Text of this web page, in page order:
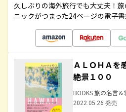
久しぶりの海外旅行でも大丈夫！
ニックがつまった24ページの電子
ＡＬＯＨＡを
絶景１００
BOOKS 旅の名言＆
2022.05.26 発売